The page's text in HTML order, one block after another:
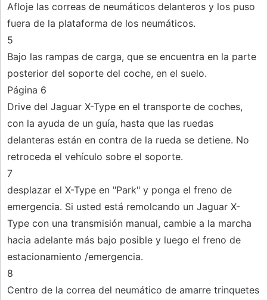
Afloje las correas de neumáticos delanteros y los puso
fuera de la plataforma de los neumáticos.
5
Bajo las rampas de carga, que se encuentra en la parte
posterior del soporte del coche, en el suelo.
Página 6
Drive del Jaguar X-Type en el transporte de coches,
con la ayuda de un guía, hasta que las ruedas
delanteras están en contra de la rueda se detiene. No
retroceda el vehículo sobre el soporte.
7
desplazar el X-Type en "Park" y ponga el freno de
emergencia. Si usted está remolcando un Jaguar X-
Type con una transmisión manual, cambie a la marcha
hacia adelante más bajo posible y luego el freno de
estacionamiento /emergencia.
8
Centro de la correa del neumático de amarre trinquetes